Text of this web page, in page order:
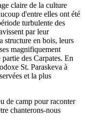
claire de la culture
d'entre elles ont été
turbulente des
par leur
structure en bois, leurs
magnifiquement
des Carpates. En
St. Paraskeva à
et la plus
de camp pour raconter
chanterons-nous